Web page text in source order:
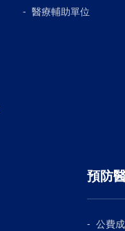
醫療輔助單位
預防
公費